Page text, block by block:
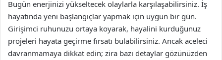
Bugün enerjinizi yükseltecek olaylarla karşılaşabilirsiniz. İş
hayatında yeni başlangıçlar yapmak için uygun bir gün.
Girişimci ruhunuzu ortaya koyarak, hayalini kurduğunuz
projeleri hayata geçirme fırsatı bulabilirsiniz. Ancak aceleci
davranmamaya dikkat edin; zira bazı detaylar gözünüzden